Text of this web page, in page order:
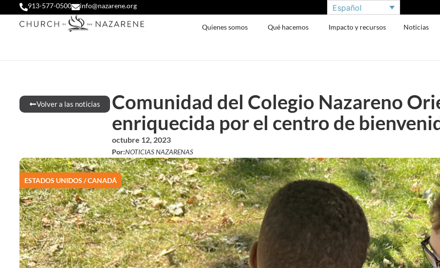
913-577-0500 info@nazarene.org Español
Quienes somos Qué hacemos Impacto y recursos Noticias
Volver a las noticias
Comunidad del Colegio Nazareno
enriquecida por el centro de
octubre 12, 2023
Por:NOTICIAS NAZARENAS
ESTADOS UNIDOS / CANADÁ